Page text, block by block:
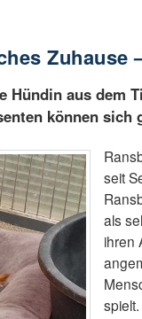
Zuhause
Hündin aus dem
können sich
seit
als
ihren
spielt.